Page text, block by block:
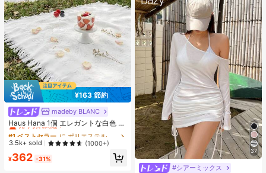
¥163 節約
madeby BLANC
Haus Hana 1個 エレガントな白色 ア
ウトドアキャンピングマット、ピク
ニックブランケット、ボヘミアンキ
ャンプラグ、ビーチタオル、家具カ
バー、多目的使用可能な両面ファブ
リックマット
#1 ベストセラー
売り切れ間近！
#1 ベストセラー
売り切れ間近！
#1 ベストセラー
売り切れ間近！
#1 ベストセラー
に ポリエステル ピクニックマット
売り切れ間近！
3.5k+ sold (1000+)
¥362 -31%
37
#シアーミックス
#1 ベストセラー